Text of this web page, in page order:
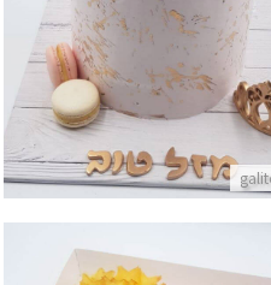
פרטים נוספים